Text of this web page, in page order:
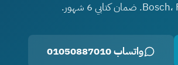
واتساب 01050887010